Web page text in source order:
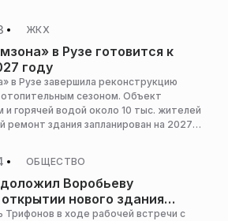
работ, сообщила пресс-служба
коммунального хозяйства
ЖКХ
в Рузе готовится к
году
в Рузе завершила реконструкцию
сезоном. Объект
и горячей водой около 10 тыс. жителей
ремонт здания запланирован на 2027
ОБЩЕСТВО
Воробьеву
нового здания
Трифонов в ходе рабочей встречи с